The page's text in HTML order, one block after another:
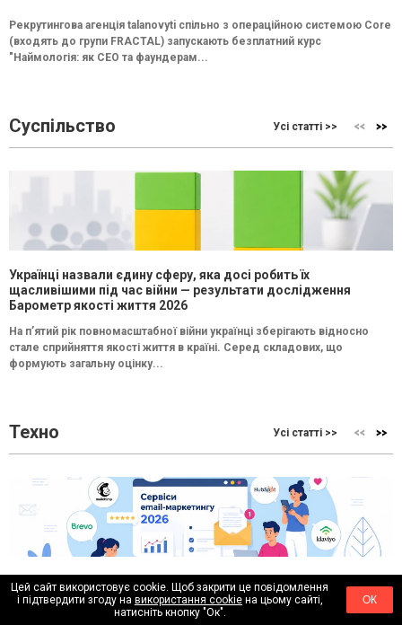
Рекрутингова агенція talanovyti спільно з операційною системою Core
(входять до групи FRACTAL) запускають безплатний курс
"Наймологія: як СEO та фаундерам...
Суспільство Усі статті >>
Українці назвали єдину сферу, яка досі робить їх
щасливішими під час війни — результати дослідження
Барометр якості життя 2026
На п’ятий рік повномасштабної війни українці зберігають відносно
стале сприйняття якості життя в країні. Серед складових, що
формують загальну оцінку...
Техно Усі статті >>
10 найкращих сервісів email-маркетингу у 2026 році:
порівняння можливостей і функцій
Цей сайт використовує cookie. Щоб закрити це повідомлення
і підтвердити згоду на використання cookieна цьому сайті,
натисніть кнопку "Ок".
ОК